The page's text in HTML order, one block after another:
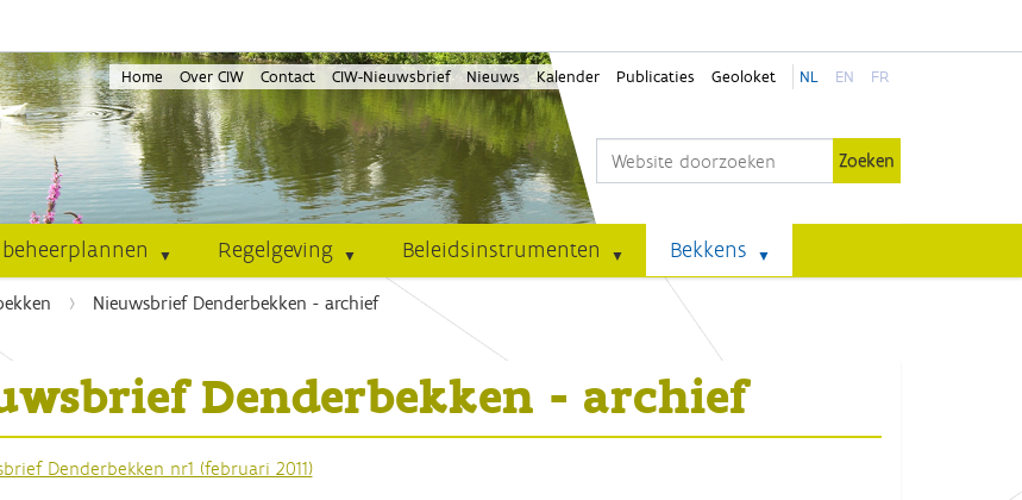
Home Over CIW Contact CIW-Nieuwsbrief Nieuws Kalender Publicaties Geoloket NL EN FR
Regelgeving Beleidsinstrumenten Bekkens
Nieuwsbrief Denderbekken - archief
Denderbekken - archief
Denderbekken nr1 (februari 2011)